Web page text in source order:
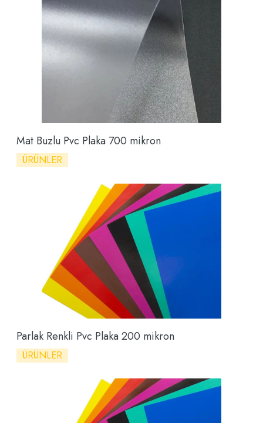
Mat Buzlu Pvc Plaka 700 mikron
ÜRÜNLER
Parlak Renkli Pvc Plaka 200 mikron
ÜRÜNLER